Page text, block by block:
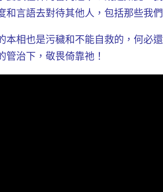
和言語去對待其他人，包括那些我
本相也是污穢和不能自救的，何必
管治下，敬畏倚靠祂！